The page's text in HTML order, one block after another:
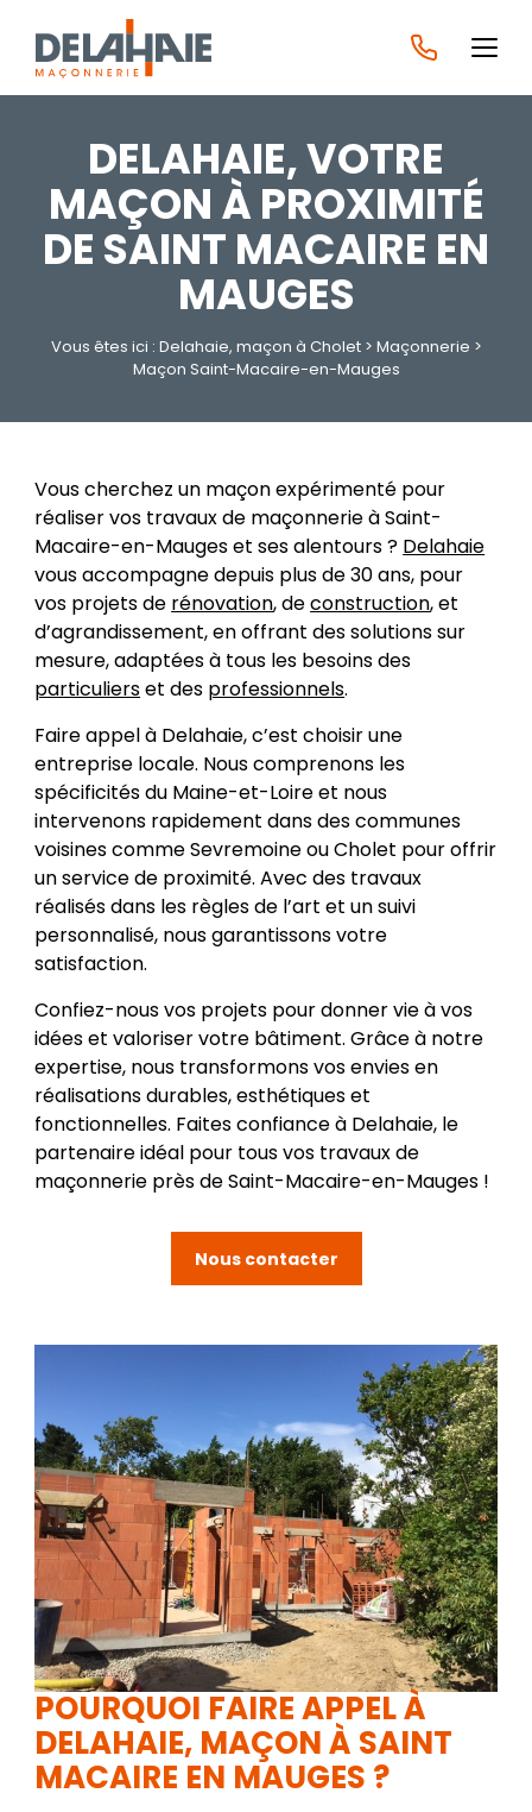
DELAHAIE, VOTRE
MAÇON À PROXIMITÉ
DE SAINT MACAIRE EN
MAUGES
Vous êtes ici : Delahaie, maçon à Cholet> Maçonnerie >
Maçon Saint-Macaire-en-Mauges
Vous cherchez un maçon expérimenté pour
réaliser vos travaux de maçonnerie à Saint-
Macaire-en-Mauges et ses alentours ? Delahaie
vous accompagne depuis plus de 30 ans, pour
vos projets de rénovation, deconstruction, et
d’agrandissement, en offrant des solutions sur
mesure, adaptées à tous les besoins des
particulierset des professionnels.
Faire appel à Delahaie, c’est choisir une
entreprise locale. Nous comprenons les
spécificités du Maine-et-Loire et nous
intervenons rapidement dans des communes
voisines comme Sevremoine ou Cholet pour offrir
un service de proximité. Avec des travaux
réalisés dans les règles de l’art et un suivi
personnalisé, nous garantissons votre
satisfaction.
Confiez-nous vos projets pour donner vie à vos
idées et valoriser votre bâtiment. Grâce à notre
expertise, nous transformons vos envies en
réalisations durables, esthétiques et
fonctionnelles. Faites confiance à Delahaie, le
partenaire idéal pour tous vos travaux de
maçonnerie près de Saint-Macaire-en-Mauges !
Nous contacter
POURQUOI FAIRE APPEL À
DELAHAIE, MAÇON À SAINT
MACAIRE EN MAUGES ?